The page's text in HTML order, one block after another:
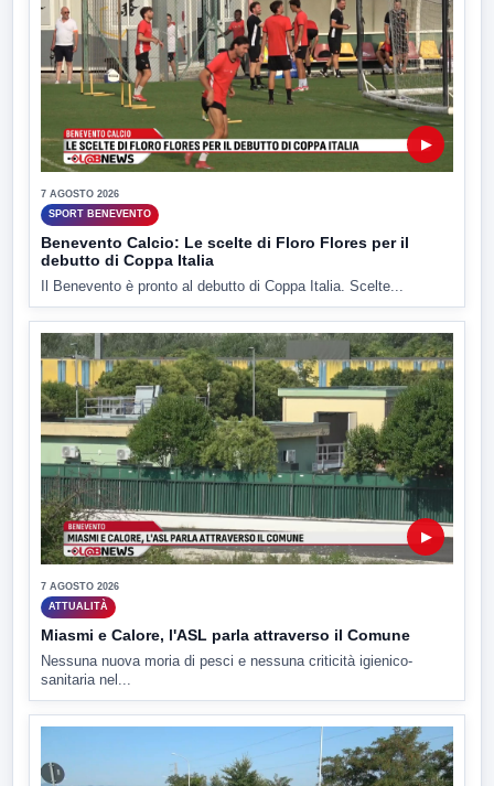
▶
7 AGOSTO 2026
SPORT BENEVENTO
Benevento Calcio: Le scelte di Floro Flores per il
debutto di Coppa Italia
Il Benevento è pronto al debutto di Coppa Italia. Scelte...
▶
7 AGOSTO 2026
ATTUALITÀ
Miasmi e Calore, l'ASL parla attraverso il Comune
Nessuna nuova moria di pesci e nessuna criticità igienico-
sanitaria nel...